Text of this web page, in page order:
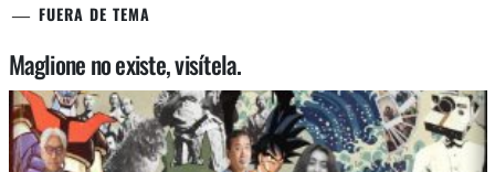
FUERA DE TEMA
Maglione no existe, visítela.